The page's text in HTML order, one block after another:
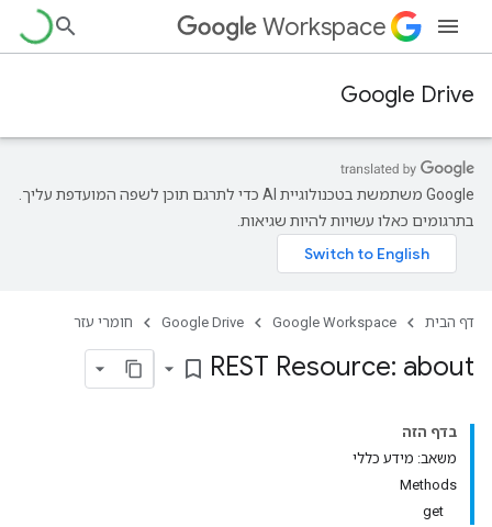
Workspace
Google Drive
‫Google משתמשת בטכנולוגיית AI כדי לתרגם תוכן לשפה המועדפת עליך.
בתרגומים כאלו עשויות להיות שגיאות.
דף הבית Google Workspace
Google Drive חומרי עזר
REST Resource: about
bookmark_border
בדף הזה
משאב: מידע כללי
Methods
get